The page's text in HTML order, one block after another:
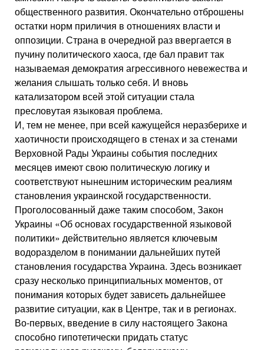
общественного развития. Окончательно отброшены
остатки норм приличия в отношениях власти и
оппозиции. Страна в очередной раз ввергается в
пучину политического хаоса, где бал правит так
называемая демократия агрессивного невежества и
желания слышать только себя. И вновь
катализатором всей этой ситуации стала
пресловутая языковая проблема.
И, тем не менее, при всей кажущейся неразберихе и
хаотичности происходящего в стенах и за стенами
Верховной Рады Украины события последних
месяцев имеют свою политическую логику и
соответствуют нынешним историческим реалиям
становления украинской государственности.
Проголосованный даже таким способом, Закон
Украины «Об основах государственной языковой
политики» действительно является ключевым
водоразделом в понимании дальнейших путей
становления государства Украина. Здесь возникает
сразу несколько принципиальных моментов, от
понимания которых будет зависеть дальнейшее
развитие ситуации, как в Центре, так и в регионах.
Во-первых, введение в силу настоящего Закона
способно гипотетически придать статус